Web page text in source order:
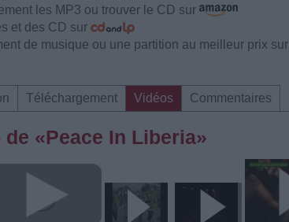
les MP3 ou trouver le CD sur
et des CD sur
de musique ou une partition au meilleur prix sur
Téléchargement Vidéos Commentaires
«Peace In Liberia»